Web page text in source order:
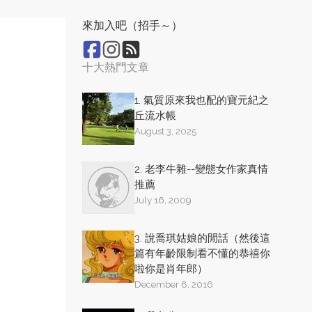
來加入吧（招手～）
十大熱門文章
1. 氣質原來我也配的寶元紀之
丘流水帳
August 3, 2025
2. 老李牛雜--變態女作家真情
推薦
July 16, 2009
3. 說喬琪姑娘的閒話（然後這
篇有年齡限制看不懂的恭禧你
啦你是肖年郎）
December 8, 2016